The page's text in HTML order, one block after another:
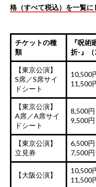
格（すべて税込）を一覧に
チケットの種
類
『呪術
折-』（
【東京公演】
S席／S席サイ
ドシート
10,500
11,500
【東京公演】
A席／A席サイ
ドシート
8,500円
9,500円
【東京公演】
立見券
6,500円
7,500円
【大阪公演】
10,500
11,500